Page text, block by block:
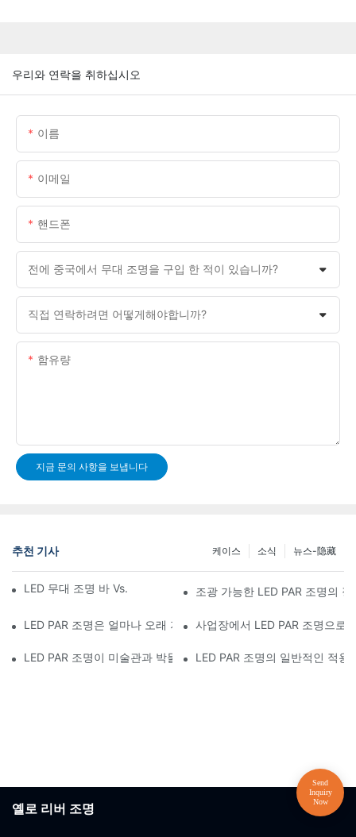
우리와 연락을 취하십시오
이름
이메일
핸드폰
전에 중국에서 무대 조명을 구입 한 적이 있습니까?
직접 연락하려면 어떻게해야합니까?
함유량
지금 문의 사항을 보냅니다
추천 기사 뉴스-隐藏
소식
케이스
LED 무대 조명 바 Vs. 기존 무대 조명: 장단점조광 가능한 LED PAR 조명의
LED PAR 조명은 얼마나 오래 지속되나요?사업장에서 LED PAR 조명으로
LED PAR 조명이 미술관과 박물관에 완벽한 이유는 무엇일까요?
LED PAR 조명의 일반적인 적용
옐로 리버 조명